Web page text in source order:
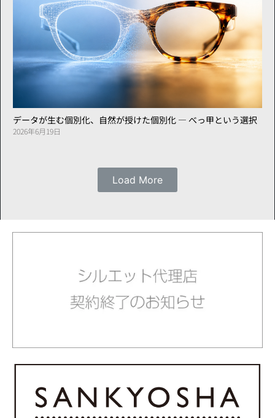
データが生む個別化、自然が授けた個別化 ― べっ甲という選択
2026年6月19日
Load More